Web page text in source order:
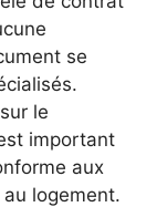
se
le
important
aux
logement.